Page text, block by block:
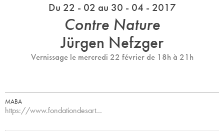
Du 22 - 02 au 30 - 04 - 2017
Contre Nature
Jürgen Nefzger
Vernissage le mercredi 22 février de 18h à 21h
MABA
https://www.fondationdesart…